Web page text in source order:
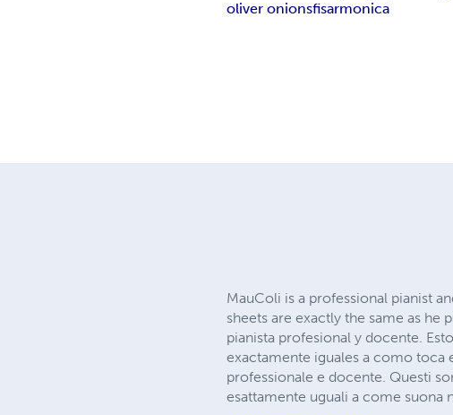
oliver onionsfisarmonica
MauColi is a professional pianist
sheets are exactly the same as
pianista profesional y docente.
exactamente iguales a como toca
professionale e docente. Questi
esattamente uguali a come